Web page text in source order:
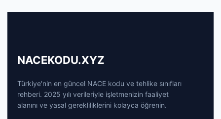
NACEKODU.XYZ
Türkiye'nin en güncel NACE kodu ve tehlike sınıfları
rehberi. 2025 yılı verileriyle işletmenizin faaliyet
alanını ve yasal gerekliliklerini kolayca öğrenin.